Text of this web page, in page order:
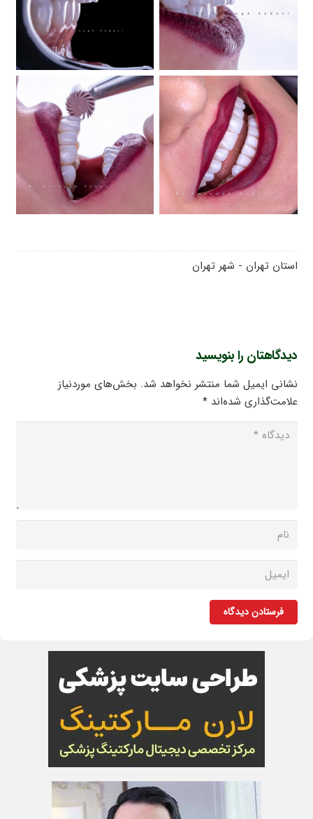
استان تهران - شهر تهران
دیدگاهتان را بنویسید
نشانی ایمیل شما منتشر نخواهد شد. بخش‌های موردنیاز
علامت‌گذاری شده‌اند*
فرستادن دیدگاه